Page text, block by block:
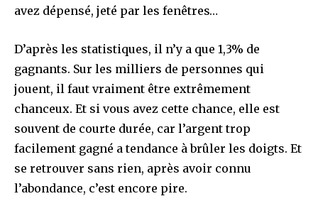
avez dépensé, jeté par les fenêtres…
D’après les statistiques, il n’y a que 1,3% de
gagnants. Sur les milliers de personnes qui
jouent, il faut vraiment être extrêmement
chanceux. Et si vous avez cette chance, elle est
souvent de courte durée, car l’argent trop
facilement gagné a tendance à brûler les doigts. Et
se retrouver sans rien, après avoir connu
l’abondance, c’est encore pire.